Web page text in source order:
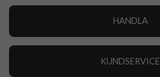
HANDLA
KUNDSERVICE